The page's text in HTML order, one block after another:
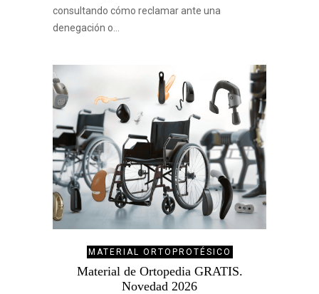
consultando cómo reclamar ante una
denegación o…
MATERIAL ORTOPROTÉSICO
Material de Ortopedia GRATIS.
Novedad 2026